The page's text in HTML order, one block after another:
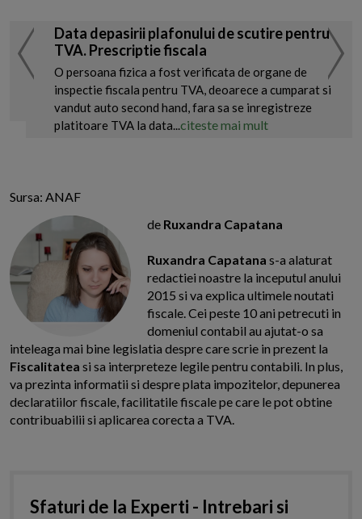
Data depasirii plafonului de scutire pentru
TVA. Prescriptie fiscala
O persoana fizica a fost verificata de organe de
inspectie fiscala pentru TVA, deoarece a cumparat si
vandut auto second hand, fara sa se inregistreze
platitoare TVA la data...citeste mai mult
Sursa: ANAF
de Ruxandra Capatana
Ruxandra Capatana s-a alaturat
redactiei noastre la inceputul anului
2015 si va explica ultimele noutati
fiscale. Cei peste 10 ani petrecuti in
domeniul contabil au ajutat-o sa
inteleaga mai bine legislatia despre care scrie in prezent la
Fiscalitatea si sa interpreteze legile pentru contabili. In plus,
va prezinta informatii si despre plata impozitelor, depunerea
declaratiilor fiscale, facilitatile fiscale pe care le pot obtine
contribuabilii si aplicarea corecta a TVA.
Sfaturi de la Experti - Intrebari si